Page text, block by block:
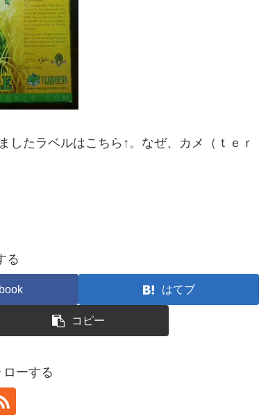
したラベルはこちら↑。なぜ、カメ（ｔｅｒ
る
はてブ
コピー
ーする